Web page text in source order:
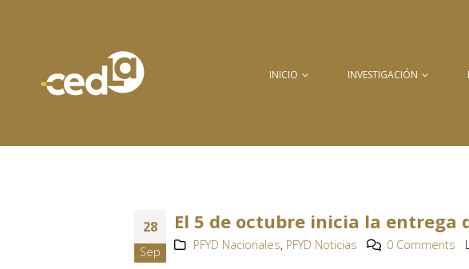
INICIO INVESTIGACIÓN
28
Sep
El 5 de octubre inicia la entrega
PFYD Nacionales, PFYD Noticias 0 Comments